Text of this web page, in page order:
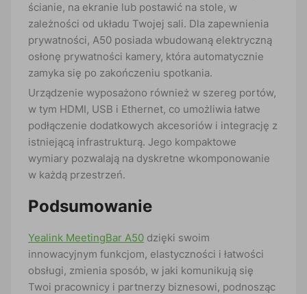
ścianie, na ekranie lub postawić na stole, w
zależności od układu Twojej sali. Dla zapewnienia
prywatności, A50 posiada wbudowaną elektryczną
osłonę prywatności kamery, która automatycznie
zamyka się po zakończeniu spotkania.
Urządzenie wyposażono również w szereg portów,
w tym HDMI, USB i Ethernet, co umożliwia łatwe
podłączenie dodatkowych akcesoriów i integrację z
istniejącą infrastrukturą. Jego kompaktowe
wymiary pozwalają na dyskretne wkomponowanie
w każdą przestrzeń.
Podsumowanie
Yealink MeetingBar A50 dzięki swoim
innowacyjnym funkcjom, elastyczności i łatwości
obsługi, zmienia sposób, w jaki komunikują się
Twoi pracownicy i partnerzy biznesowi, podnosząc